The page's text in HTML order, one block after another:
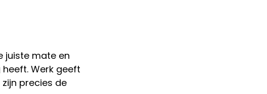
juiste mate en
Werk geeft
precies de